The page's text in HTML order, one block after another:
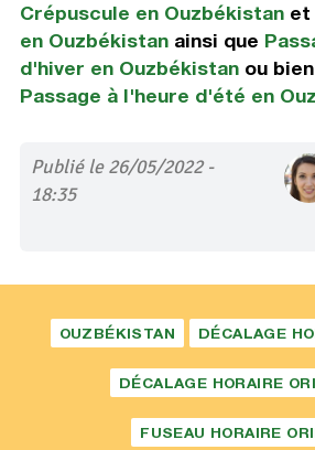
Crépuscule en Ouzbékistanet
en Ouzbékistanainsi que
d'hiver en Ouzbékistanou
Passage à l'heure d'été en
Publié le 26/05/2022 -
18:35
OUZBÉKISTAN DÉCALAGE
DÉCALAGE HORAIRE
FUSEAU HORAIRE